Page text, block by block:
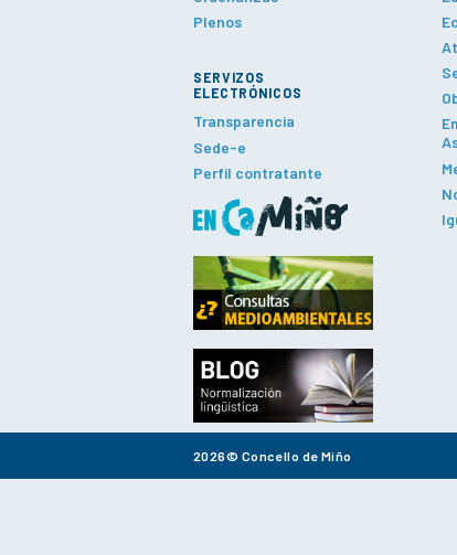
Plenos
SERVIZOS
ELECTRÓNICOS
Transparencia
Sede-e
Perfil contratante
2026© Concello de Miño